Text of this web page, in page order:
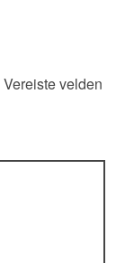
Vereiste velden